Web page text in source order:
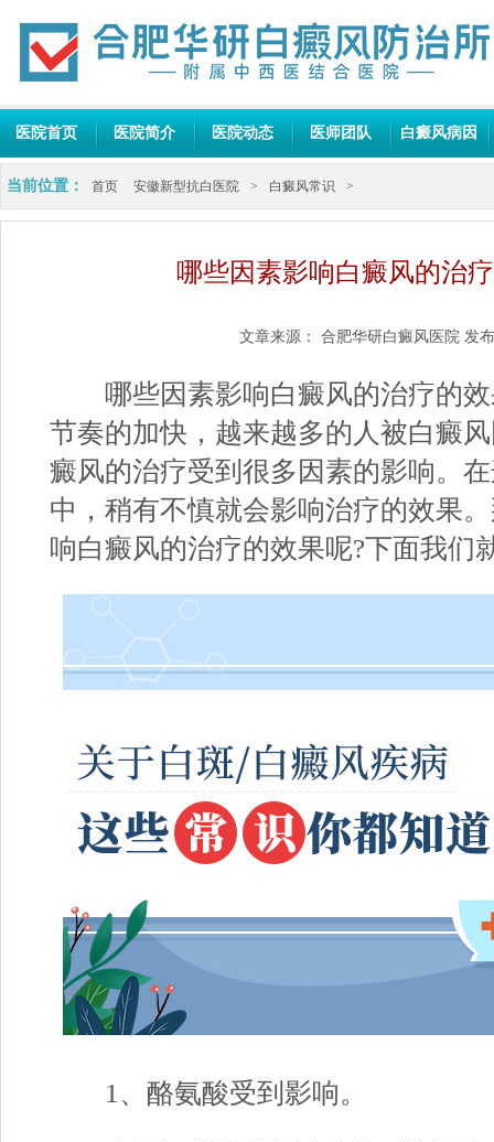
医院首页 医院简介 医院动态 医师团队 白癜风病因
当前位置： 首页 安徽新型抗白医院 > 白癜风常识 >
哪些因素影响白癜风的治
文章来源： 合肥华研白癜风医院 发
哪些因素影响白癜风的治疗的效
节奏的加快，越来越多的人被白癜
癜风的治疗受到很多因素的影响。
中，稍有不慎就会影响治疗的效果
响白癜风的治疗的效果呢?下面我们
1、酪氨酸受到影响。